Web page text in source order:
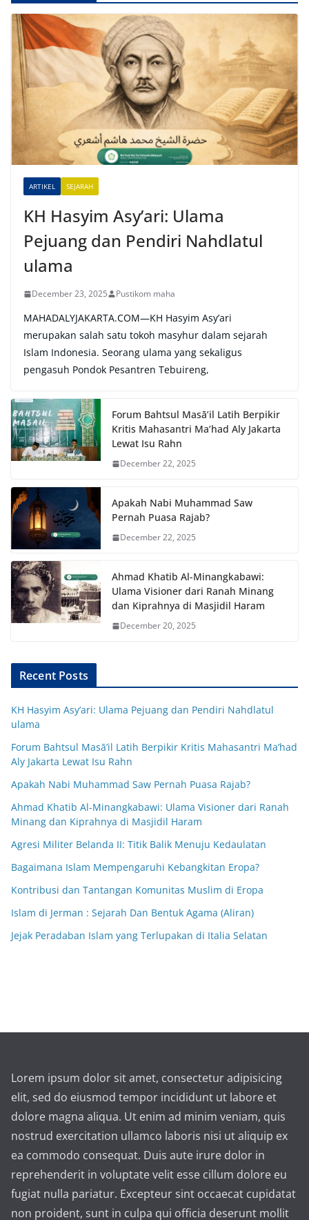
ARTIKEL SEJARAH
KH Hasyim Asy’ari: Ulama
Pejuang dan Pendiri Nahdlatul
ulama
December 23, 2025 Pustikom maha
MAHADALYJAKARTA.COM—KH Hasyim Asy’ari
merupakan salah satu tokoh masyhur dalam sejarah
Islam Indonesia. Seorang ulama yang sekaligus
pengasuh Pondok Pesantren Tebuireng,
Forum Bahtsul Masā’il Latih Berpikir
Kritis Mahasantri Ma’had Aly Jakarta
Lewat Isu Rahn
December 22, 2025
Apakah Nabi Muhammad Saw
Pernah Puasa Rajab?
December 22, 2025
Ahmad Khatib Al-Minangkabawi:
Ulama Visioner dari Ranah Minang
dan Kiprahnya di Masjidil Haram
December 20, 2025
Recent Posts
KH Hasyim Asy’ari: Ulama Pejuang dan Pendiri Nahdlatul
ulama
Forum Bahtsul Masā’il Latih Berpikir Kritis Mahasantri Ma’had
Aly Jakarta Lewat Isu Rahn
Apakah Nabi Muhammad Saw Pernah Puasa Rajab?
Ahmad Khatib Al-Minangkabawi: Ulama Visioner dari Ranah
Minang dan Kiprahnya di Masjidil Haram
Agresi Militer Belanda II: Titik Balik Menuju Kedaulatan
Bagaimana Islam Mempengaruhi Kebangkitan Eropa?
Kontribusi dan Tantangan Komunitas Muslim di Eropa
Islam di Jerman : Sejarah Dan Bentuk Agama (Aliran)
Jejak Peradaban Islam yang Terlupakan di Italia Selatan
Lorem ipsum dolor sit amet, consectetur adipisicing
elit, sed do eiusmod tempor incididunt ut labore et
dolore magna aliqua. Ut enim ad minim veniam, quis
nostrud exercitation ullamco laboris nisi ut aliquip ex
ea commodo consequat. Duis aute irure dolor in
reprehenderit in voluptate velit esse cillum dolore eu
fugiat nulla pariatur. Excepteur sint occaecat cupidatat
non proident, sunt in culpa qui officia deserunt mollit